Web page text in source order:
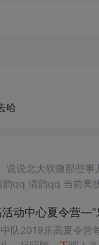
哈
活动中心夏令营—“
队2019乐高夏令营